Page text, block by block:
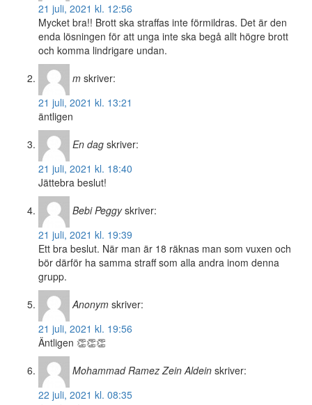
21 juli, 2021 kl. 12:56
Mycket bra!! Brott ska straffas inte förmildras. Det är den
enda lösningen för att unga inte ska begå allt högre brott
och komma lindrigare undan.
m skriver:
21 juli, 2021 kl. 13:21
äntligen
En dag skriver:
21 juli, 2021 kl. 18:40
Jättebra beslut!
Bebi Peggy skriver:
21 juli, 2021 kl. 19:39
Ett bra beslut. När man är 18 räknas man som vuxen och
bör därför ha samma straff som alla andra inom denna
grupp.
Anonym skriver:
21 juli, 2021 kl. 19:56
Äntligen 👏👏👏
Mohammad Ramez Zein Aldein skriver:
22 juli, 2021 kl. 08:35